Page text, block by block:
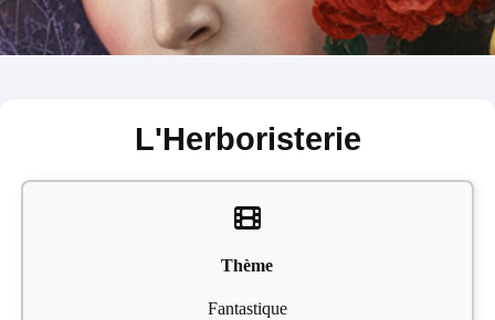
L'Herboristerie
Thème
Fantastique